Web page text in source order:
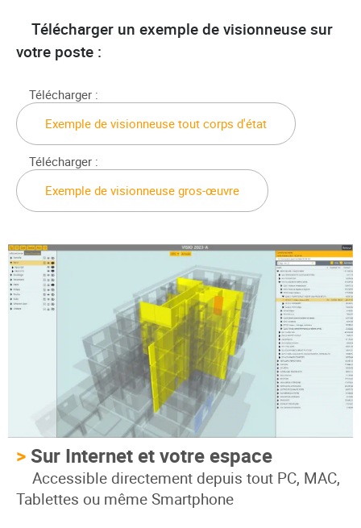
Télécharger un exemple de visionneuse sur
votre poste :
Télécharger :
Exemple de visionneuse tout corps d'état
Télécharger :
Exemple de visionneuse gros-œuvre
> Sur Internet et votre espace
Accessible directement depuis tout PC, MAC,
Tablettes ou même Smartphone